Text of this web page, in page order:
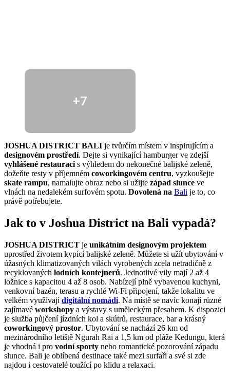
+7
JOSHUA DISTRICT BALI je tvůrčím místem v inspirujícím a
designovém prostředí. Dejte si vynikající hamburger ve zdejší
vyhlášené restauraci s výhledem do nekonečné balijské zeleně,
dožeňte resty v příjemném coworkingovém centru, vyzkoušejte
skate rampu, namalujte obraz nebo si užijte západ slunce ve
vlnách na nedalekém surfovém spotu. Dovolená na Bali je to, co
právě potřebujete.
Jak to v Joshua District na Bali vypadá?
JOSHUA DISTRICT je unikátním designovým projektem
uprostřed životem kypící balijské zeleně. Můžete si užít ubytování v
úžasných klimatizovaných vilách vyrobených zcela netradičně z
recyklovaných lodních kontejnerů. Jednotlivé vily mají 2 až 4
ložnice s kapacitou 4 až 8 osob. Nabízejí plně vybavenou kuchyni,
venkovní bazén, terasu a rychlé Wi-Fi připojení, takže lokalitu ve
velkém využívajídigitální nomádi. Na místě se navíc konají různé
zajímavé workshopy a výstavy s uměleckým přesahem. K dispozici
je služba půjčení jízdních kol a skútrů, restaurace, bar a krásný
coworkingový prostor. Ubytování se nachází 26 km od
mezinárodního letiště Ngurah Rai a 1,5 km od pláže Kedungu, která
je vhodná i pro vodní sporty nebo romantické pozorování západu
slunce. Bali je oblíbená destinace také mezi surfaři a své si zde
najdou i cestovatelé toužící po klidu a relaxaci.